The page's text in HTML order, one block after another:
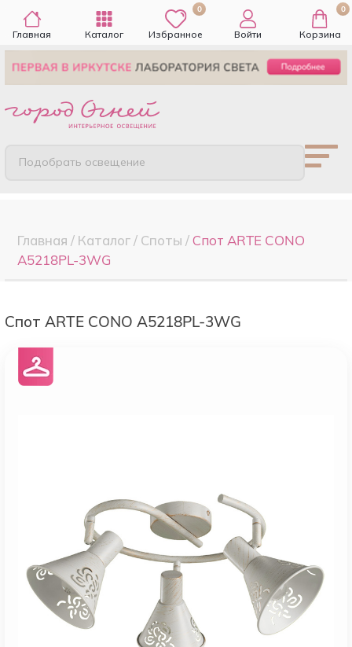
Главная Каталог
0
Избранное Войти
0
Корзина
Подобрать освещение
Главная / Каталог/ Споты /Спот ARTE CONO
A5218PL-3WG
Спот ARTE CONO A5218PL-3WG